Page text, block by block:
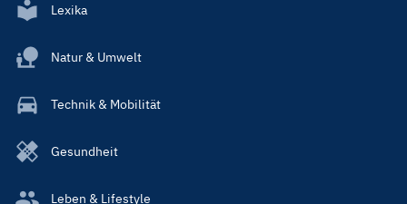
Lexika
Natur & Umwelt
Technik & Mobilität
Gesundheit
Leben & Lifestyle